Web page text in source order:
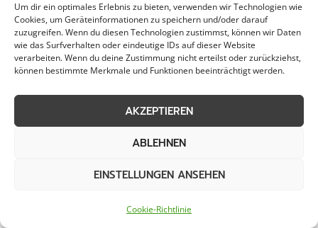
Um dir ein optimales Erlebnis zu bieten, verwenden wir Technologien wie
Cookies, um Geräteinformationen zu speichern und/oder darauf
zuzugreifen. Wenn du diesen Technologien zustimmst, können wir Daten
wie das Surfverhalten oder eindeutige IDs auf dieser Website
verarbeiten. Wenn du deine Zustimmung nicht erteilst oder zurückziehst,
können bestimmte Merkmale und Funktionen beeinträchtigt werden.
AKZEPTIEREN
ABLEHNEN
EINSTELLUNGEN ANSEHEN
Cookie-Richtlinie
Bestwig
Bochum
Schneeräumung in
Bochum-Hordel
Schneeräumung in
Bönen
Schneeräumung in
Schneeräumung in
Drolshagen
Engelskirchen
Schneeräumung in
Schneeräumung in